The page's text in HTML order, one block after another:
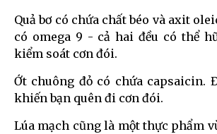
Quả bơ có chứa chất béo và axit
có omega 9 - cả hai đều có thể
kiểm soát cơn đói.
Ớt chuông đỏ có chứa capsaicin.
khiến bạn quên đi cơn đói.
Lúa mạch cũng là một thực phẩm